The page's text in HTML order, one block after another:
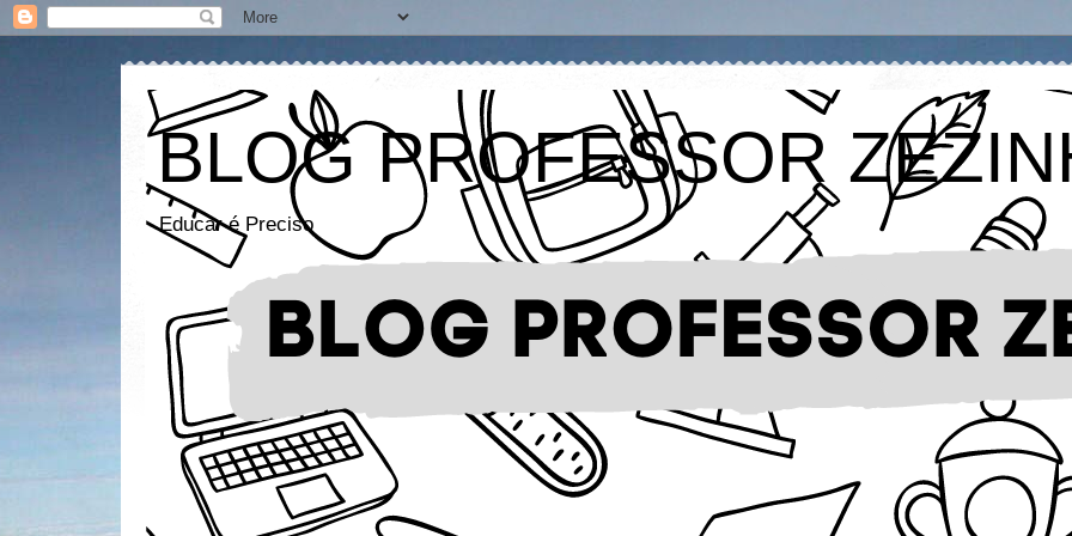
BLOG PROFESSOR
Educar é Preciso